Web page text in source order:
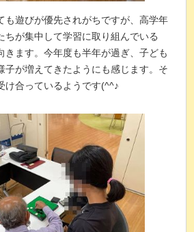
も遊びが優先されがちですが、高学年
ちが集中して学習に取り組んでいる
きます。今年度も半年が過ぎ、子ども
子が増えてきたようにも感じます。そ
け合っているようです(^^♪